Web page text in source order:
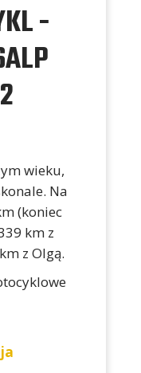
-
wieku,
Na
(koniec
km z
z Olgą.